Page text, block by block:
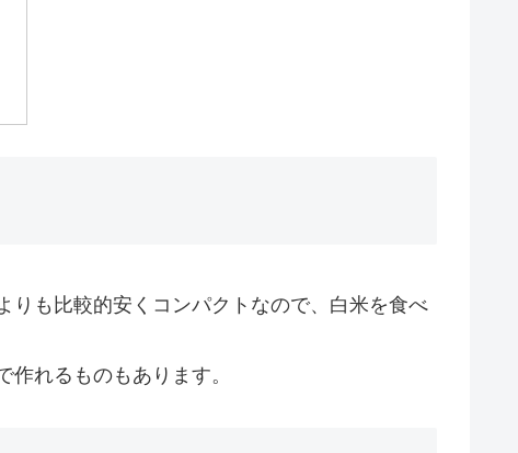
りも比較的安くコンパクトなので、白米を食べ
れるものもあります。